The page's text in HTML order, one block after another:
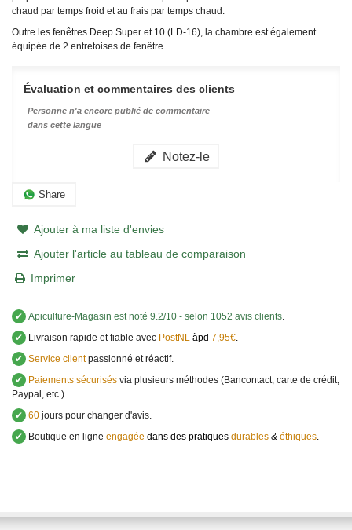
chaud par temps froid et au frais par temps chaud.
Outre les fenêtres Deep Super et 10 (LD-16), la chambre est également
équipée de 2 entretoises de fenêtre.
Évaluation et commentaires des clients
Personne n'a encore publié de commentaire
dans cette langue
Notez-le
Share
Ajouter à ma liste d'envies
Ajouter l'article au tableau de comparaison
Imprimer
✔ Apiculture-Magasin est noté 9.2/10 - selon 1052 avis clients.
✔
Livraison rapide et fiable avec PostNL àpd 7,95€.
✔ Service clientpassionné et réactif.
✔
Paiements sécurisés via plusieurs méthodes (Bancontact, carte de crédit,
Paypal, etc.).
✔ 60 jours pour changer d'avis.
✔
Boutique en ligne engagée dans des pratiques durables & éthiques.